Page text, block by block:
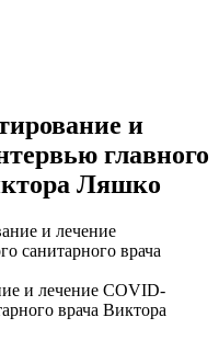
и
главного
Ляшко
и лечение COVID-
врача Виктора